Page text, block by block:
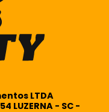
LTDA
LUZERNA - SC -